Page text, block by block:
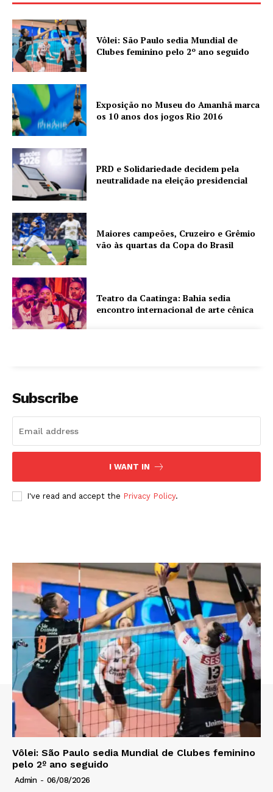
Vôlei: São Paulo sedia Mundial de
Clubes feminino pelo 2º ano seguido
Exposição no Museu do Amanhã marca
os 10 anos dos jogos Rio 2016
PRD e Solidariedade decidem pela
neutralidade na eleição presidencial
Maiores campeões, Cruzeiro e Grêmio
vão às quartas da Copa do Brasil
Teatro da Caatinga: Bahia sedia
encontro internacional de arte cênica
Subscribe
I WANT IN
I've read and accept the Privacy Policy.
Vôlei: São Paulo sedia Mundial de Clubes feminino
pelo 2º ano seguido
Admin - 06/08/2026